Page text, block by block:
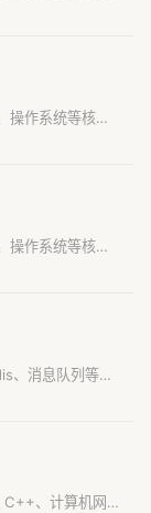
程师面试的求职
操作系统等核心
工程师面试的求
操作系统等核心
工程师面试的求
、消息队列等核
法工程师面试的
C++、计算机网